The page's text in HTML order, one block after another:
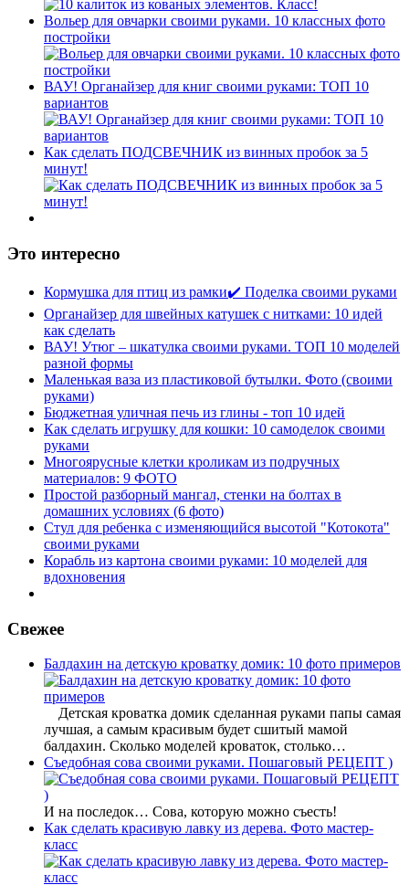
Вольер для овчарки своими руками. 10 классных фото
постройки
ВАУ! Органайзер для книг своими руками: ТОП 10
вариантов
Как сделать ПОДСВЕЧНИК из винных пробок за 5
минут!
Это интересно
Кормушка для птиц из рамки✔️ Поделка своими руками
Органайзер для швейных катушек с нитками: 10 идей
как сделать
ВАУ! Утюг – шкатулка своими руками. ТОП 10 моделей
разной формы
Маленькая ваза из пластиковой бутылки. Фото (своими
руками)
Бюджетная уличная печь из глины - топ 10 идей
Как сделать игрушку для кошки: 10 самоделок своими
руками
Многоярусные клетки кроликам из подручных
материалов: 9 ФОТО
Простой разборный мангал, стенки на болтах в
домашних условиях (6 фото)
Стул для ребенка с изменяющийся высотой "Котокота"
своими руками
Корабль из картона своими руками: 10 моделей для
вдохновения
Свежее
Балдахин на детскую кроватку домик: 10 фото примеров
Детская кроватка домик сделанная руками папы самая
лучшая, а самым красивым будет сшитый мамой
балдахин. Сколько моделей кроваток, столько…
Съедобная сова своими руками. Пошаговый РЕЦЕПТ )
И на последок… Сова, которую можно съесть!
Как сделать красивую лавку из дерева. Фото мастер-
класс